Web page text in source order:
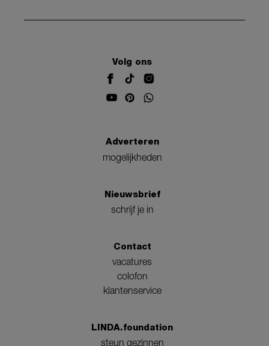
Volg ons
Adverteren
mogelijkheden
Nieuwsbrief
schrijf je in
Contact
vacatures
colofon
klantenservice
LINDA.foundation
steun gezinnen